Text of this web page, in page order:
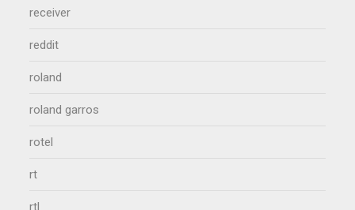
receiver
reddit
roland
roland garros
rotel
rt
rtl